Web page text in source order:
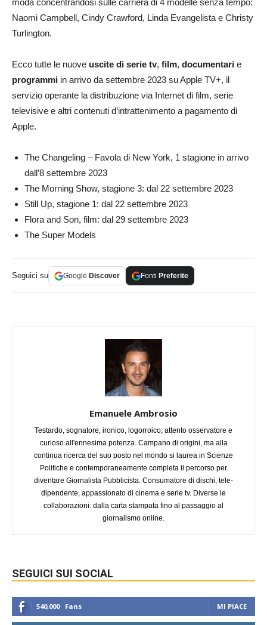
moda concentrandosi sulle carriera di 4 modelle senza tempo:
Naomi Campbell, Cindy Crawford, Linda Evangelista e Christy
Turlington.
Ecco tutte le nuove uscite di serie tv, film, documentari e
programmi in arrivo da settembre 2023 su Apple TV+, il
servizio operante la distribuzione via Internet di film, serie
televisive e altri contenuti d’intrattenimento a pagamento di
Apple.
The Changeling – Favola di New York, 1 stagione in arrivo
dall’8 settembre 2023
The Morning Show, stagione 3: dal 22 settembre 2023
Still Up, stagione 1: dal 22 settembre 2023
Flora and Son, film: dal 29 settembre 2023
The Super Models
Seguici su Google Discover Fonti Preferite
Emanuele Ambrosio
Testardo, sognatore, ironico, logorroico, attento osservatore e
curioso all'ennesima potenza. Campano di origini, ma alla
continua ricerca del suo posto nel mondo si laurea in Scienze
Politiche e contemporaneamente completa il percorso per
diventare Giornalista Pubblicista. Consumatore di dischi, tele-
dipendente, appassionato di cinema e serie tv. Diverse le
collaborazioni: dalla carta stampata fino al passaggio al
giornalismo online.
SEGUICI SUI SOCIAL
540,000 Fans MI PIACE